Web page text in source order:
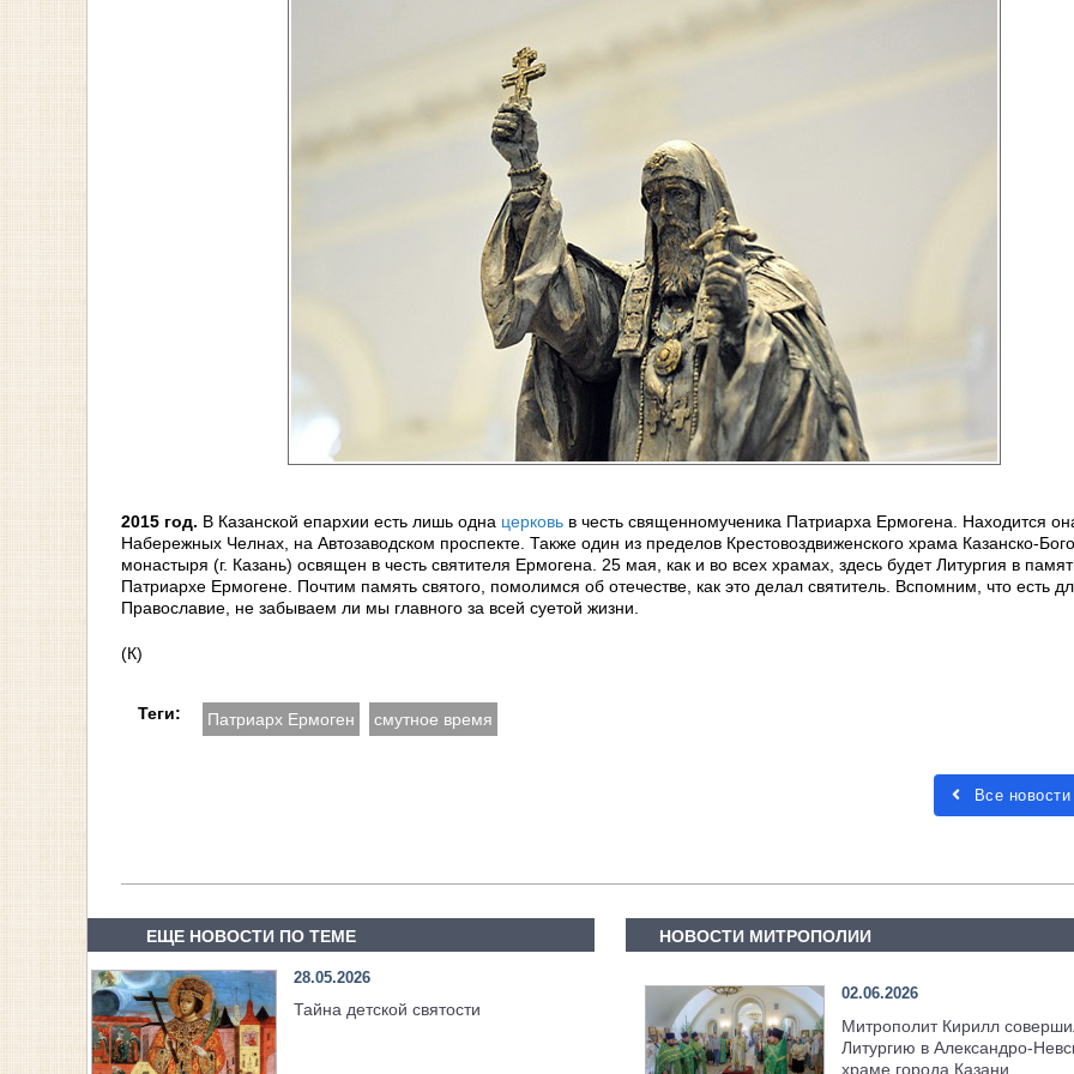
2015 год. В Казанской епархии есть лишь одна церковь в честь священномученика Патриарха Ермогена. Находится
Набережных Челнах, на Автозаводском проспекте. Также один из пределов Крестовоздвиженского храма Казанско-
монастыря (г. Казань) освящен в честь святителя Ермогена. 25 мая, как и во всех храмах, здесь будет Литургия в
Патриархе Ермогене. Почтим память святого, помолимся об отечестве, как это делал святитель. Вспомним, что есть
Православие, не забываем ли мы главного за всей суетой жизни.
(К)
Теги: Патриарх Ермоген смутное время
Все
ЕЩЕ НОВОСТИ ПО ТЕМЕ
28.05.2026
Тайна детской святости
НОВОСТИ МИТРОПОЛИИ
02.06.2026
Митрополит Кирилл
Литургию в Александро-
храме города Казани